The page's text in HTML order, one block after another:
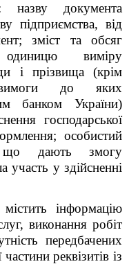
назву документа
підприємства, від
зміст та обсяг
одиницю виміру
і прізвища (крім
вимоги до яких
банком України)
господарської
особистий
дають змогу
участь у здійсненні
інформацію
виконання робіт
передбачених
реквізитів із